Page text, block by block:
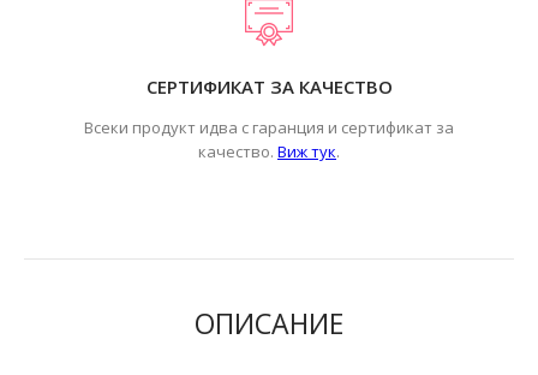
СЕРТИФИКАТ ЗА КАЧЕСТВО
Всеки продукт идва с гаранция и сертификат за
качество. Виж тук.
ОПИСАНИЕ